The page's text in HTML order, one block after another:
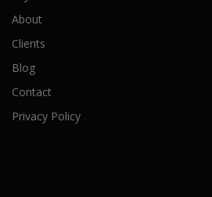
About
Clients
Blog
Contact
Privacy Policy